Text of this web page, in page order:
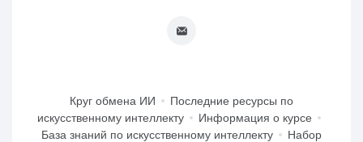
Круг обмена ИИ
Последние ресурсы по
искусственному интеллекту
Информация о курсе
База знаний по искусственному интеллекту
Набор